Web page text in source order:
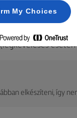
elkészíteni, így
My Choices